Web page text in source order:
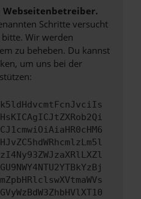
Webseitenbetreiber.
Schritte versucht
Wir werden
zu beheben. Du kannst
um uns bei der